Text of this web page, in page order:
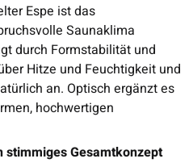
Espe ist das
Saunaklima
durch Formstabilität und
Hitze und Feuchtigkeit und
an. Optisch ergänzt es
hochwertigen
stimmiges Gesamtkonzept